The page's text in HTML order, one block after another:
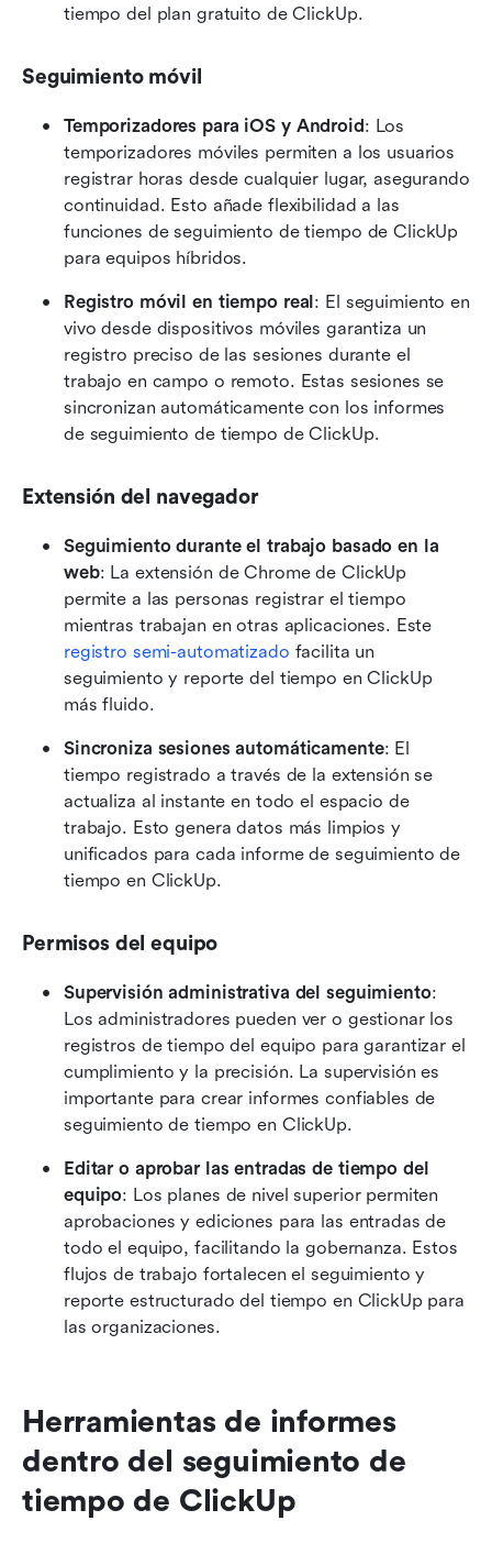
tiempo del plan gratuito de ClickUp.
Seguimiento móvil
Temporizadores para iOS y Android: Los
temporizadores móviles permiten a los usuarios
registrar horas desde cualquier lugar, asegurando
continuidad. Esto añade flexibilidad a las
funciones de seguimiento de tiempo de ClickUp
para equipos híbridos.
Registro móvil en tiempo real : El seguimiento en
vivo desde dispositivos móviles garantiza un
registro preciso de las sesiones durante el
trabajo en campo o remoto. Estas sesiones se
sincronizan automáticamente con los informes
de seguimiento de tiempo de ClickUp.
Extensión del navegador
Seguimiento durante el trabajo basado en la
web: La extensión de Chrome de ClickUp
permite a las personas registrar el tiempo
registro semi-automatizado facilita un
seguimiento y reporte del tiempo en ClickUp
más fluido.
Sincroniza sesiones automáticamente: El
tiempo registrado a través de la extensión se
actualiza al instante en todo el espacio de
trabajo. Esto genera datos más limpios y
unificados para cada informe de seguimiento de
tiempo en ClickUp.
Permisos del equipo
Supervisión administrativa del seguimiento:
Los administradores pueden ver o gestionar los
registros de tiempo del equipo para garantizar el
cumplimiento y la precisión. La supervisión es
importante para crear informes confiables de
seguimiento de tiempo en ClickUp.
Editar o aprobar las entradas de tiempo del
equipo: Los planes de nivel superior permiten
aprobaciones y ediciones para las entradas de
todo el equipo, facilitando la gobernanza. Estos
flujos de trabajo fortalecen el seguimiento y
reporte estructurado del tiempo en ClickUp para
las organizaciones.
Herramientas de informes
dentro del seguimiento de
tiempo de ClickUp